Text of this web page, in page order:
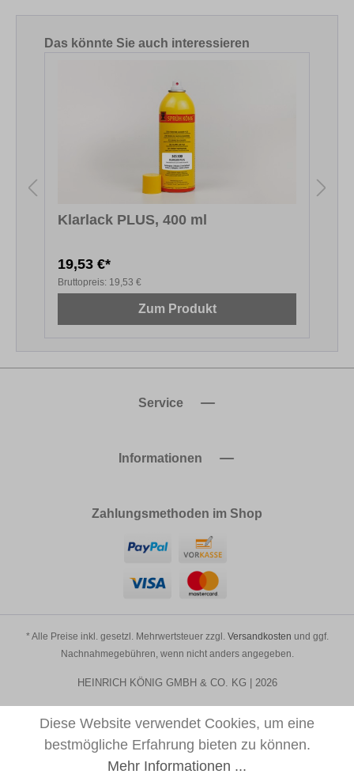
Produktgalerie überspringen
Das könnte Sie auch interessieren
Klarlack PLUS, 400 ml
19,53 €*
Bruttopreis: 19,53 €
Zum Produkt
Service
Informationen
Zahlungsmethoden im Shop
* Alle Preise inkl. gesetzl. Mehrwertsteuer zzgl. Versandkosten und ggf.
Nachnahmegebühren, wenn nicht anders angegeben.
HEINRICH KÖNIG GMBH & CO. KG | 2026
Diese Website verwendet Cookies, um eine
bestmögliche Erfahrung bieten zu können.
Mehr Informationen ...